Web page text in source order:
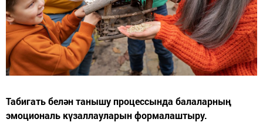
Табигать белән танышу процессында балаларның
эмоциональ күзаллауларын формалаштыру.